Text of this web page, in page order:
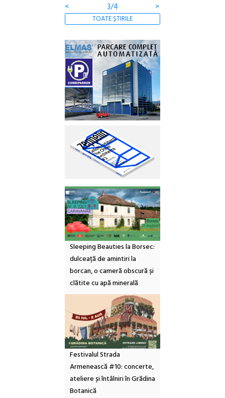
<
3/4 >
TOATE ȘTIRILE
Sleeping Beauties la Borsec:
dulceață de amintiri la
borcan, o cameră obscură și
clătite cu apă minerală
Festivalul Strada
Armenească #10: concerte,
ateliere și întâlniri în Grădina
Botanică